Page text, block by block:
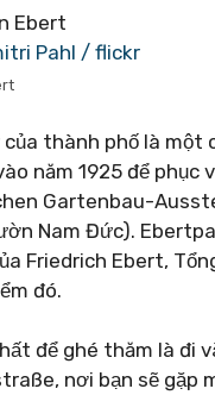
Pahl / flickr
thành phố là một
năm 1925 để phục
Gartenbau-
Nam Đức).
Friedrich Ebert,
đó.
để ghé thăm là đi
nơi bạn sẽ gặp